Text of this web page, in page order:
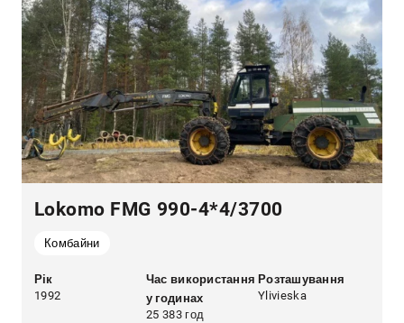
Lokomo FMG 990-4*4/3700
Комбайни
Рік
1992
Час використання
у годинах
25 383 год
Розташування
Ylivieska